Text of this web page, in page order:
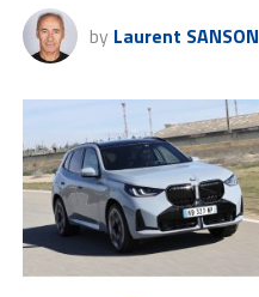
by Laurent SANSON